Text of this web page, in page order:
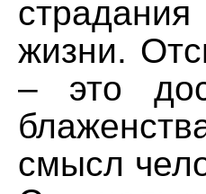
жизни.
– это
смысл